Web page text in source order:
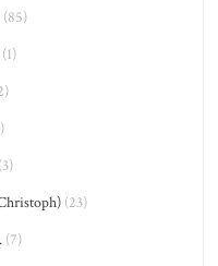
(85)
(23)
(7)